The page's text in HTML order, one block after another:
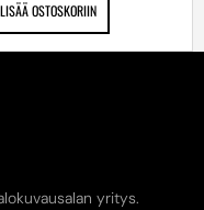
LISÄÄ OSTOSKORIIN
yritys.